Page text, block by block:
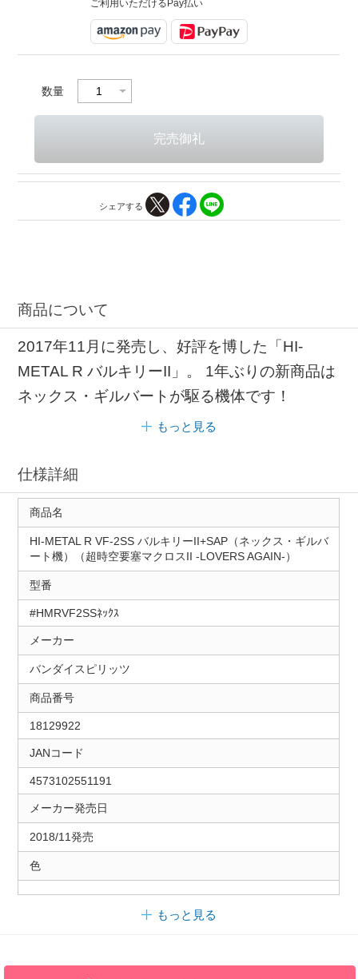
ご利用いただけるPay払い
数量
シェアする
商品について
2017年11月に発売し、好評を博した「HI-
METAL R バルキリーII」。 1年ぶりの新商品は
ネックス・ギルバートが駆る機体です！
もっと見る
仕様詳細
商品名
HI-METAL R VF-2SS バルキリーII+SAP（ネックス・ギルバ
ート機）（超時空要塞マクロスII ‐LOVERS AGAIN-）
型番
#HMRVF2SSﾈｯｸｽ
メーカー
バンダイスピリッツ
商品番号
18129922
JANコード
4573102551191
メーカー発売日
2018/11発売
色
もっと見る